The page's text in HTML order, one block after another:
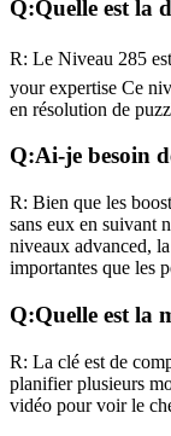
Q:Quelle est la
R: Le Niveau 285
your expertise Ce
en résolution de
Q:Ai-je besoin
R: Bien que les
sans eux en suivant
niveaux advanced,
importantes que les
Q:Quelle est la
R: La clé est de
planifier plusieurs
vidéo pour voir le